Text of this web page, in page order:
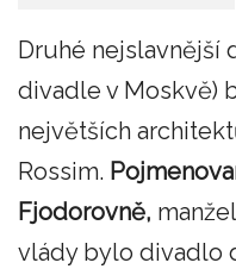
Druhé nejslavnější
divadle v Moskvě)
největších
Rossim.
Fjodorovně,
vlády bylo divadlo